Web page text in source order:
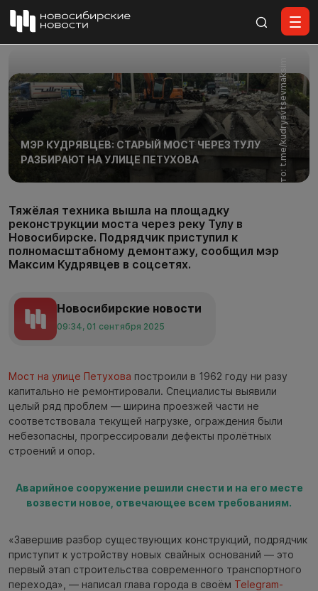
Фото: t.me/kudryavtsevmaksim
МЭР КУДРЯВЦЕВ: СТАРЫЙ МОСТ ЧЕРЕЗ ТУЛУ
РАЗБИРАЮТ НА УЛИЦЕ ПЕТУХОВА
Тяжёлая техника вышла на площадку
реконструкции моста через реку Тулу в
Новосибирске. Подрядчик приступил к
полномасштабному демонтажу, сообщил мэр
Максим Кудрявцев в соцсетях.
Новосибирские новости
09:34, 01 сентября 2025
Мост на улице Петухова построили в 1962 году ни разу
капитально не ремонтировали. Специалисты выявили
целый ряд проблем — ширина проезжей части не
соответствовала текущей нагрузке, ограждения были
небезопасны, прогрессировали дефекты пролётных
строений и опор.
Аварийное сооружение решили снести и на его месте
возвести новое, отвечающее всем требованиям.
«Завершив разбор существующих конструкций, подрядчик
приступит к устройству новых свайных оснований — это
первый этап строительства современного транспортного
перехода», — написал глава города в своём Telegram-